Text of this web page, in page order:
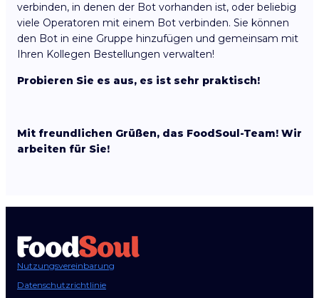
verbinden, in denen der Bot vorhanden ist, oder beliebig
viele Operatoren mit einem Bot verbinden. Sie können
den Bot in eine Gruppe hinzufügen und gemeinsam mit
Ihren Kollegen Bestellungen verwalten!
Probieren Sie es aus, es ist sehr praktisch!
Mit freundlichen Grüßen, das FoodSoul-Team! Wir
arbeiten für Sie!
Nutzungsvereinbarung
Datenschutzrichtlinie